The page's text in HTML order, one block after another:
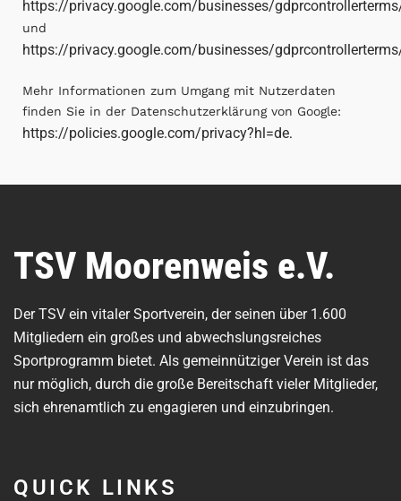
https://privacy.google.com/businesses/
und
https://privacy.google.com/businesses/
Mehr Informationen zum Umgang mit Nutzerdaten
finden Sie in der Datenschutzerklärung von Google:
https://policies.google.com/privacy?hl=de.
TSV Moorenweis e.V.
Der TSV ein vitaler Sportverein, der seinen über 1.600
Mitgliedern ein großes und abwechslungsreiches
Sportprogramm bietet. Als gemeinnütziger Verein ist das
nur möglich, durch die große Bereitschaft vieler Mitglieder,
sich ehrenamtlich zu engagieren und einzubringen.
QUICK LINKS